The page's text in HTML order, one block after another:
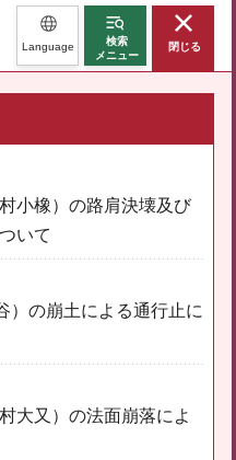
Language
検索
メニュー
閉じる
小橡）の路肩決壊及び
いて
）の崩土による通行止に
大又）の法面崩落によ